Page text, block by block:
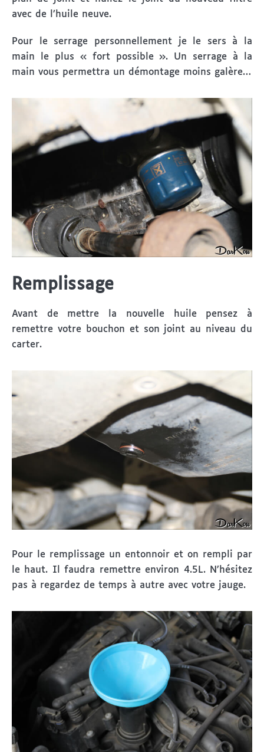
avec de l’huile neuve.
Pour le serrage personnellement je le sers à la
main le plus « fort possible ». Un serrage à la
main vous permettra un démontage moins galère…
Remplissage
Avant de mettre la nouvelle huile pensez à
remettre votre bouchon et son joint au niveau du
carter.
Pour le remplissage un entonnoir et on rempli par
le haut. Il faudra remettre environ 4.5L. N’hésitez
pas à regardez de temps à autre avec votre jauge.